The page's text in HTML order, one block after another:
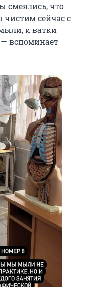
смеялись, что
чистим сейчас с
и ватки
— вспоминает